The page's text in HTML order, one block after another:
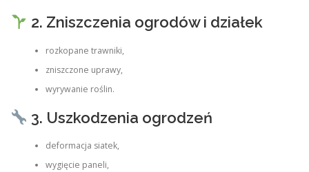
2. Zniszczenia ogrodów i działek
rozkopane trawniki,
zniszczone uprawy,
wyrywanie roślin.
3. Uszkodzenia ogrodzeń
deformacja siatek,
wygięcie paneli,